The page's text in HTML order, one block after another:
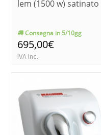
lem (1500 w) satinato
Consegna in 5/10gg
695,00€
IVA Inc.